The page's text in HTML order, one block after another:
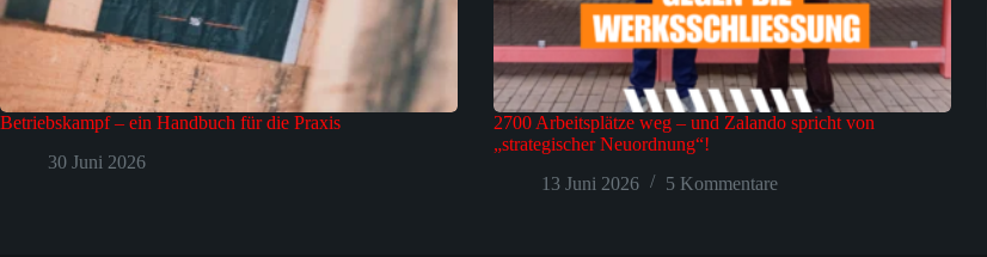
Betriebskampf – ein Handbuch für die Praxis
30 Juni 2026
2700 Arbeitsplätze weg – und Zalando spricht von
„strategischer Neuordnung“!
13 Juni 2026
5 Kommentare